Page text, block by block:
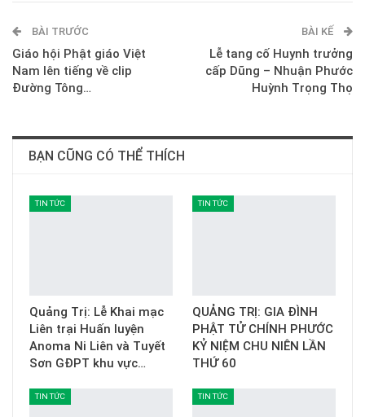
E-mail
BÀI TRƯỚC
Giáo hội Phật giáo Việt
Nam lên tiếng về clip
Đường Tông…
BÀI KẾ
Lễ tang cố Huynh trưởng
cấp Dũng – Nhuận Phước
Huỳnh Trọng Thọ
BẠN CŨNG CÓ THỂ THÍCH
TIN TỨC
Quảng Trị: Lễ Khai mạc
Liên trại Huấn luyện
Anoma Ni Liên và Tuyết
Sơn GĐPT khu vực…
TIN TỨC
QUẢNG TRỊ: GIA ĐÌNH
PHẬT TỬ CHÍNH PHƯỚC
KỶ NIỆM CHU NIÊN LẦN
THỨ 60
TIN TỨC TIN TỨC